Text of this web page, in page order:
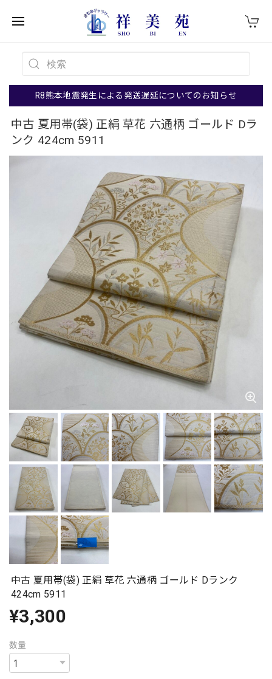
R8熊本地震発生による発送遅延についてのお知らせ
中古 夏用帯(袋) 正絹 草花 六通柄 ゴールド Dラ
ンク 424cm 5911
中古 夏用帯(袋) 正絹 草花 六通柄 ゴールド Dランク
424cm 5911
¥3,300
数量